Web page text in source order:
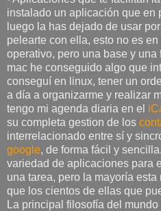
instalado un aplicación que en
luego la has dejado de usar
pelearte con ella, esto no es
operativo, pero una base y
mac he conseguido algo que
conseguí en linux, tener un
a día a organizarme y realizar
tengo mi agenda diaria en el
su completa gestion de los
interrelacionado entre sí y
google, de forma fácil y
variedad de aplicaciones para
una tarea, pero la mayoría
que los cientos de ellas que
La principal filosofía del